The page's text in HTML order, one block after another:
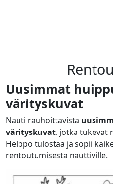
Uusimmat
värityskuvat
Nauti rauhoittavista
värityskuvat, jotka tukevat
Helppo tulostaa ja sopii
rentoutumisesta nauttiville.